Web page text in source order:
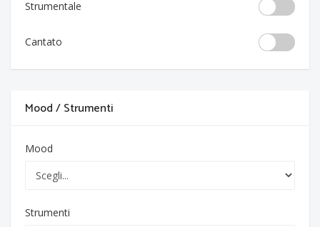
Strumentale
Cantato
Mood / Strumenti
Mood
Strumenti